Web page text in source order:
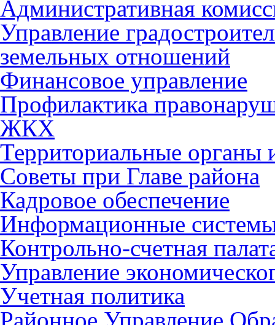
Административная
Управление
земельных отношений
Финансовое управление
Профилактика
ЖКХ
Территориальные органы
Советы при Главе района
Кадровое обеспечение
Информационные
Контрольно-счетная
Управление
Учетная политика